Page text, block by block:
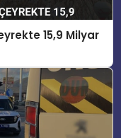
15,9 Milyar